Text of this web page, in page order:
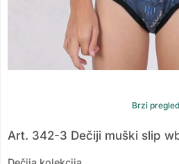
Brzi pregled
Art. 342-3 Dečiji muški slip